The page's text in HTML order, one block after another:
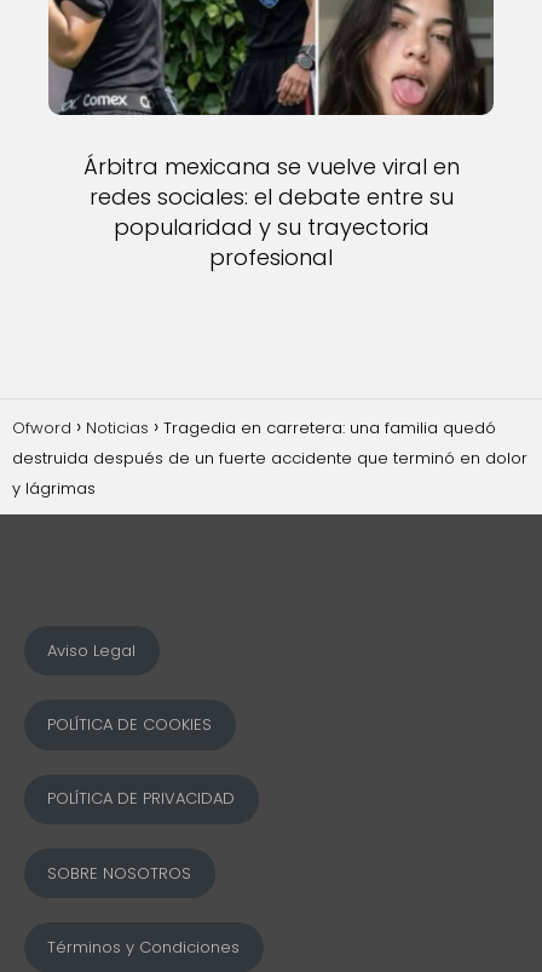
Árbitra mexicana se vuelve viral en
redes sociales: el debate entre su
popularidad y su trayectoria
profesional
Ofword Noticias
Tragedia en carretera: una familia quedó
destruida después de un fuerte accidente que terminó en dolor
y lágrimas
Aviso Legal
POLÍTICA DE COOKIES
POLÍTICA DE PRIVACIDAD
SOBRE NOSOTROS
Términos y Condiciones